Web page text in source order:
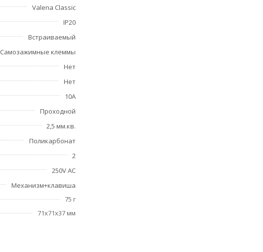
Valena Classic
IP20
Встраиваемый
Самозажимные клеммы
Нет
Нет
10А
Проходной
2,5 мм.кв.
Поликарбонат
2
250V AC
Механизм+клавиша
75 г
71x71x37 мм